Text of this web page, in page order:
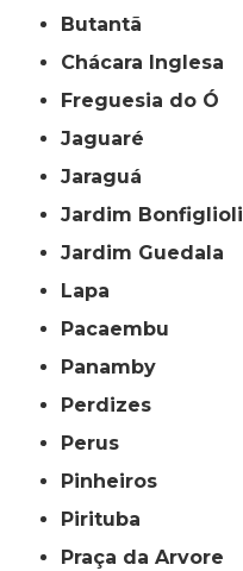
Butantã
Chácara Inglesa
Freguesia do Ó
Jaguaré
Jaraguá
Jardim Bonfiglioli
Jardim Guedala
Lapa
Pacaembu
Panamby
Perdizes
Perus
Pinheiros
Pirituba
Praça da Arvore